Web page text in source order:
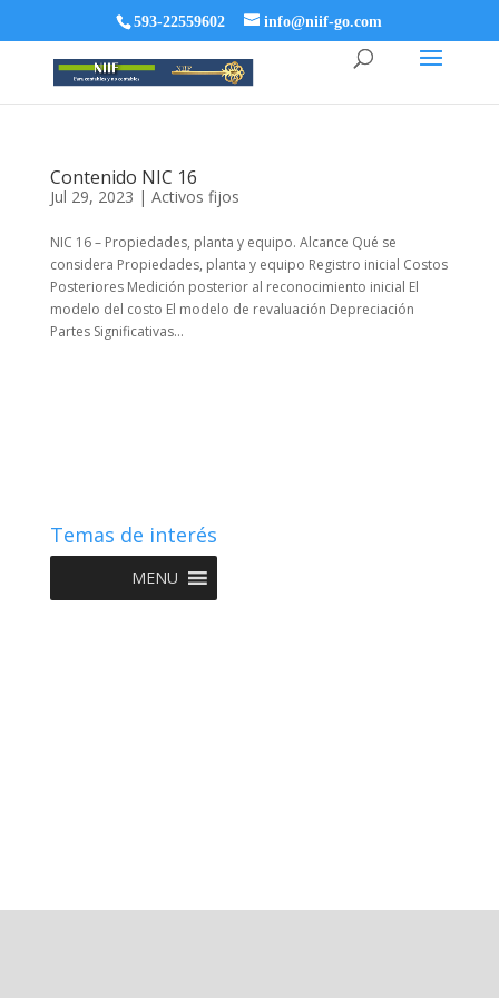
593-22559602 info@niif-go.com
Contenido NIC 16
Jul 29, 2023 | Activos fijos
NIC 16 – Propiedades, planta y equipo. Alcance Qué se
considera Propiedades, planta y equipo Registro inicial Costos
Posteriores Medición posterior al reconocimiento inicial El
modelo del costo El modelo de revaluación Depreciación
Partes Significativas...
Temas de interés
MENU